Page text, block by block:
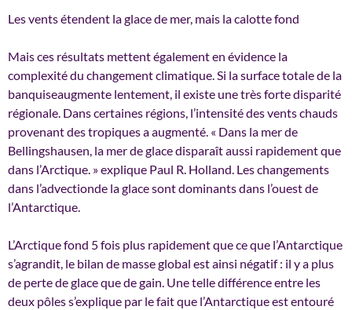
Les vents étendent la glace de mer, mais la calotte fond
Mais ces résultats mettent également en évidence la
complexité du changement climatique. Si la surface totale de la
banquiseaugmente lentement, il existe une très forte disparité
régionale. Dans certaines régions, l’intensité des vents chauds
provenant des tropiques a augmenté. « Dans la mer de
Bellingshausen, la mer de glace disparaît aussi rapidement que
dans l’Arctique. » explique Paul R. Holland. Les changements
dans l’advectionde la glace sont dominants dans l’ouest de
l’Antarctique.
L’Arctique fond 5 fois plus rapidement que ce que l’Antarctique
s’agrandit, le bilan de masse global est ainsi négatif : il y a plus
de perte de glace que de gain. Une telle différence entre les
deux pôles s’explique par le fait que l’Antarctique est entouré